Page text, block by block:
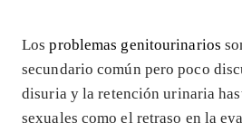
Losproblemas genitourinarios
secundario común pero poco
disuria y la retención urinaria
sexuales como el retraso en la